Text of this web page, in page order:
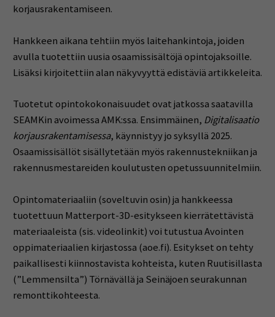
korjausrakentamiseen.
Hankkeen aikana tehtiin myös laitehankintoja, joiden
avulla tuotettiin uusia osaamissisältöjä opintojaksoille.
Lisäksi kirjoitettiin alan näkyvyyttä edistäviä artikkeleita.
Tuotetut opintokokonaisuudet ovat jatkossa saatavilla
SEAMKin avoimessa AMK:ssa. Ensimmäinen, Digitalisaatio
korjausrakentamisessa, käynnistyy jo syksyllä 2025.
Osaamissisällöt sisällytetään myös rakennustekniikan ja
rakennusmestareiden koulutusten opetussuunnitelmiin.
Opintomateriaaliin (soveltuvin osin) ja hankkeessa
tuotettuun Matterport-3D-esitykseen kierrätettävistä
materiaaleista (sis. videolinkit) voi tutustua Avointen
oppimateriaalien kirjastossa (aoe.fi). Esitykset on tehty
paikallisesti kiinnostavista kohteista, kuten Ruutisillasta
(”Lemmensilta”) Törnävällä ja Seinäjoen seurakunnan
remonttikohteesta.